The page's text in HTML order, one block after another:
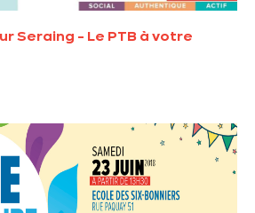
Seraing - Le PTB à votre